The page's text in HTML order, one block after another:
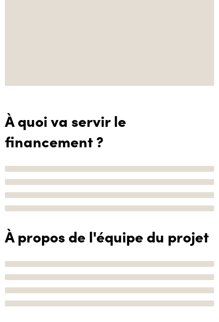
À quoi va servir le
financement ?
À propos de l'équipe du projet